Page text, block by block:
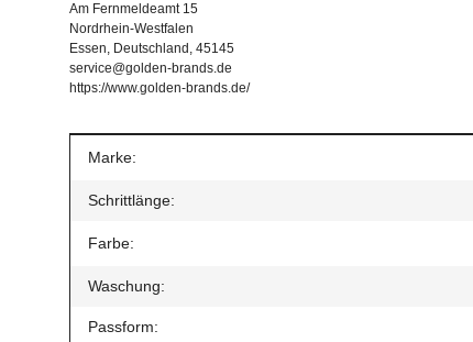
Am Fernmeldeamt 15
Nordrhein-Westfalen
Essen, Deutschland, 45145
service@golden-brands.de
https://www.golden-brands.de/
Produkteigenschaft
Wert
Marke:
Schrittlänge:
Farbe:
Waschung:
Passform: